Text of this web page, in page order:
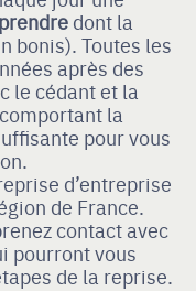
dont la
bonis). Toutes les
après des
le cédant et la
la
pour vous
d’entreprise
de France.
contact avec
pourront vous
de la reprise.